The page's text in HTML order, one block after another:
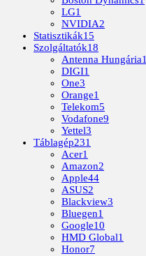
LG1
NVIDIA2
Statisztikák15
Szolgáltatók18
Antenna Hungária1
DIGI1
One3
Orange1
Telekom5
Vodafone9
Yettel3
Táblagép231
Acer1
Amazon2
Apple44
ASUS2
Blackview3
Bluegen1
Google10
HMD Global1
Honor7